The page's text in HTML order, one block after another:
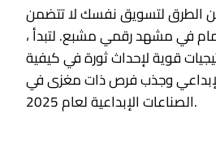
الطرق لتسويق نفسك لا تتضمن
في مشهد رقمي مشبع. لتبدأ ،
قوية لإحداث ثورة في كيفية
وجذب فرص ذات مغزى في
الصناعات الإبداعية لعام 2025.